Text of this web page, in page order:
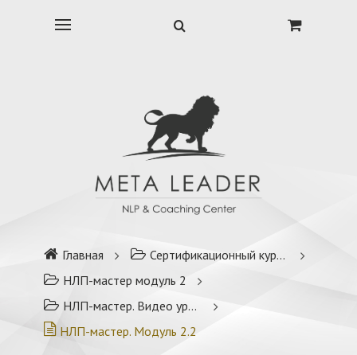
Главная
Сертификационный курс НЛП-мастер
НЛП-мастер модуль 2
НЛП-мастер. Видео уроки. Модуль 2. (2024-25)
НЛП-мастер. Модуль 2.2